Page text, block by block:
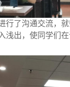
行了沟通交流，
出，使同学们